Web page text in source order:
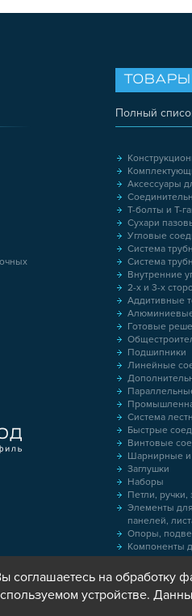
ТОВАРЫ
Полный
Аксессуары
Т-болты и Т-
Сухари
Угловые
Система
Система
Внутренние
2-х и 3-х
Аддитивные
Готовые
Подшипники
Линейные
Система
Быстрые
Винтовые
Шарнирные и
Заглушки
Наборы
Петли,
Элементы
панелей,
Опоры,
Компоненты
Колёса
Оснастка
Метрический
Пластиковые
соглашаетесь на
устройстве.